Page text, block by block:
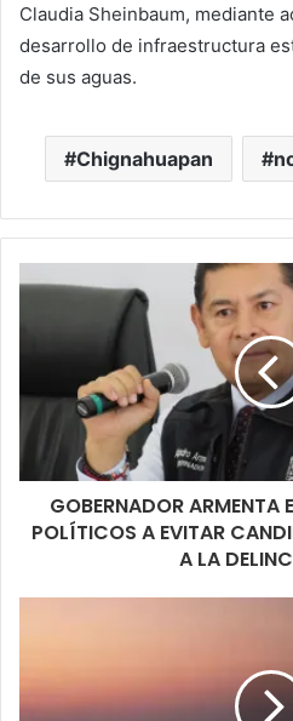
Claudia Sheinbaum, mediante
desarrollo de infraestructura
de sus aguas.
Chignahuapan
GOBERNADOR ARMENTA
POLÍTICOS A EVITAR
A LA